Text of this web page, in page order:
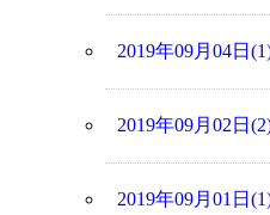
2019年09月04日
2019年09月02日
2019年09月01日